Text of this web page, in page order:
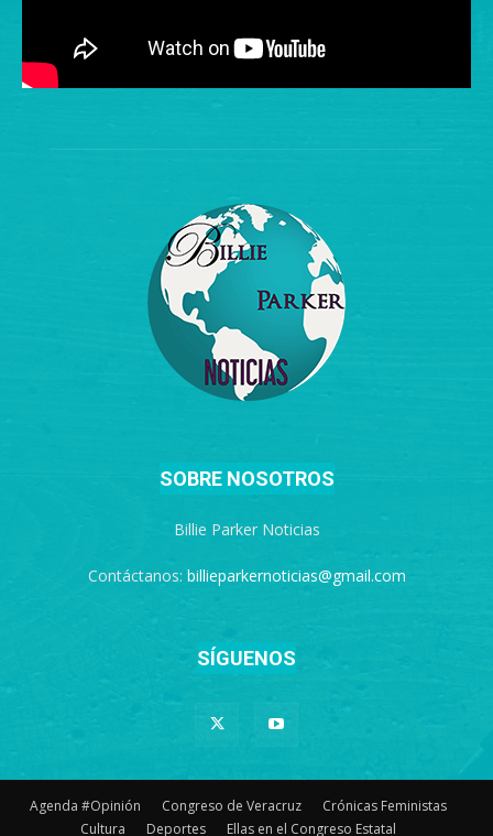
SOBRE NOSOTROS
Billie Parker Noticias
Contáctanos: billieparkernoticias@gmail.com
SÍGUENOS
Agenda #Opinión Congreso de Veracruz
Crónicas Feministas
Cultura
Deportes Ellas en el Congreso Estatal